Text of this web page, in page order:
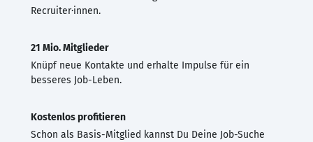
Recruiter·innen.
21 Mio. Mitglieder
Knüpf neue Kontakte und erhalte Impulse für ein
besseres Job-Leben.
Kostenlos profitieren
Schon als Basis-Mitglied kannst Du Deine Job-Suche